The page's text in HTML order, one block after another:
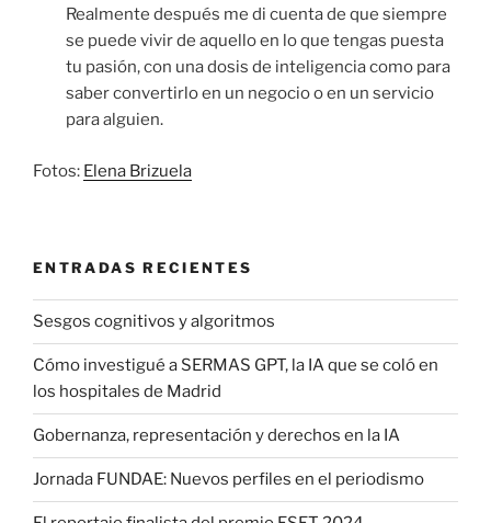
Realmente después me di cuenta de que siempre
se puede vivir de aquello en lo que tengas puesta
tu pasión, con una dosis de inteligencia como para
saber convertirlo en un negocio o en un servicio
para alguien.
Fotos: Elena Brizuela
ENTRADAS RECIENTES
Sesgos cognitivos y algoritmos
Cómo investigué a SERMAS GPT, la IA que se coló en
los hospitales de Madrid
Gobernanza, representación y derechos en la IA
Jornada FUNDAE: Nuevos perfiles en el periodismo